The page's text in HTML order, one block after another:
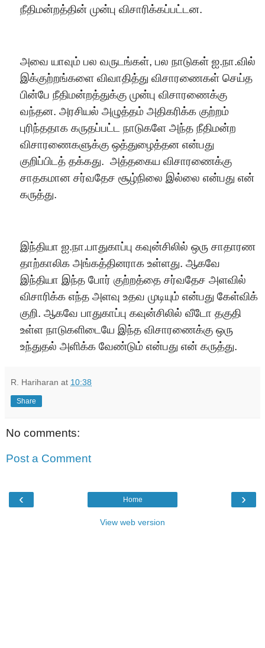
நீதிமன்றத்தின் முன்பு விசாரிக்கப்பட்டன.
அவை யாவும் பல வருடங்கள், பல நாடுகள் ஐ.நா.வில்
இக்குற்றங்களை விவாதித்து விசாரணைகள் செய்த
பின்பே நீதிமன்றத்துக்கு முன்பு விசாரணைக்கு
வந்தன. அரசியல் அழுத்தம் அதிகரிக்க குற்றம்
புரிந்ததாக கருதப்பட்ட நாடுகளே அந்த நீதிமன்ற
விசாரணைகளுக்கு ஒத்துழைத்தன என்பது
குறிப்பிடத் தக்கது. அத்தகைய விசாரணைக்கு
சாதகமான சர்வதேச சூழ்நிலை இல்லை என்பது என்
கருத்து.
இந்தியா ஐ.நா.பாதுகாப்பு கவுன்சிலில் ஒரு சாதாரண
தாற்காலிக அங்கத்தினராக உள்ளது. ஆகவே
இந்தியா இந்த போர் குற்றத்தை சர்வதேச அளவில்
விசாரிக்க எந்த அளவு உதவ முடியும் என்பது கேள்விக்
குறி. ஆகவே பாதுகாப்பு கவுன்சிலில் வீடோ தகுதி
உள்ள நாடுகளிடையே இந்த விசாரணைக்கு ஒரு
உந்துதல் அளிக்க வேண்டும் என்பது என் கருத்து.
R. Hariharan at 10:38
Share
No comments:
Post a Comment
‹ ›
Home
View web version